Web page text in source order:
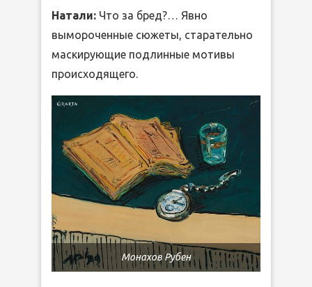
Натали: Что за бред?… Явно
вымороченные сюжеты, старательно
маскирующие подлинные мотивы
происходящего.
Монахов Рубен